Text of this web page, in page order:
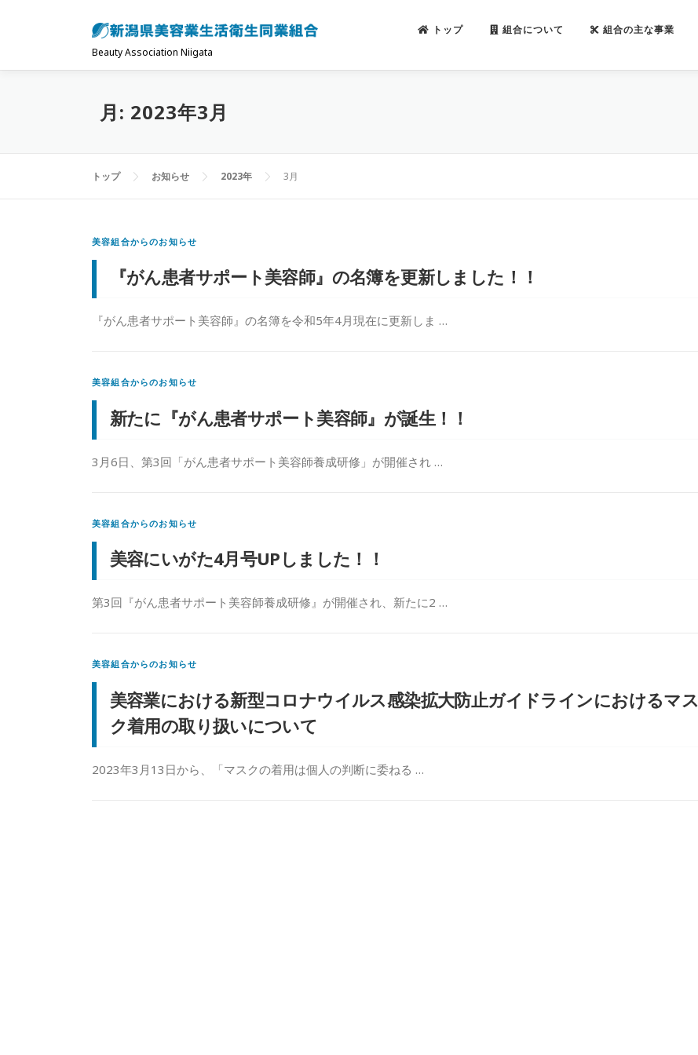
ン
Beauty Association Niigata
トップ 組合について 組合の主な事業
月: 2023年3月
トップ お知らせ 2023年 3月
美容組合からのお知らせ
『がん患者サポート美容師』の名簿を更新しました！！
『がん患者サポート美容師』の名簿を令和5年4月現在に更新しま …
美容組合からのお知らせ
新たに『がん患者サポート美容師』が誕生！！
3月6日、第3回「がん患者サポート美容師養成研修」が開催され …
美容組合からのお知らせ
美容にいがた4月号UPしました！！
第3回『がん患者サポート美容師養成研修』が開催され、新たに2 …
美容組合からのお知らせ
美容業における新型コロナウイルス感染拡大防止ガイドラインにおけるマス
ク着用の取り扱いについて
2023年3月13日から、「マスクの着用は個人の判断に委ねる …